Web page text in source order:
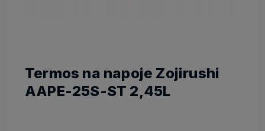
Termos na napoje Zojirushi
AAPE-25S-ST 2,45L